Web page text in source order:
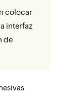
colocar
interfaz
de